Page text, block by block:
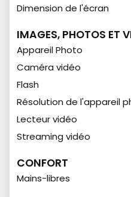
Dimension de l'écran
IMAGES, PHOTOS ET
Appareil Photo
Caméra vidéo
Flash
Résolution de l'appareil
Lecteur vidéo
Streaming vidéo
CONFORT
Mains-libres